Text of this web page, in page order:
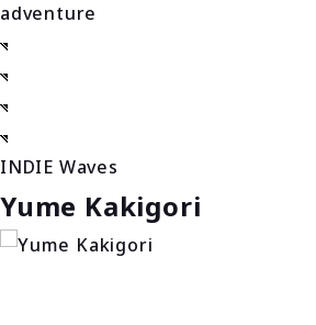
adventure
INDIE Waves
Yume Kakigori